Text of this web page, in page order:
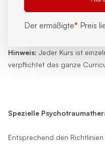
Hinweis: Jeder Kurs ist
verpflichtet das ganze
Spezielle
Entsprechend den
Der ermäßigte* Preis